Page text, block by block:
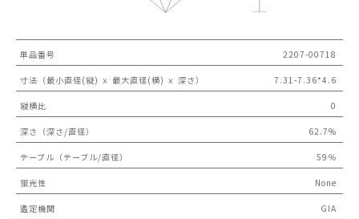
単品番号 2207-00718
寸法（最小直径(縦) ｘ 最大直径(横) ｘ 深さ） 7.31-7.36*4.6
縦横比 0
深さ（深さ/直径） 62.7%
テーブル（テーブル/直径） 59％
蛍光性 None
鑑定機関 GIA